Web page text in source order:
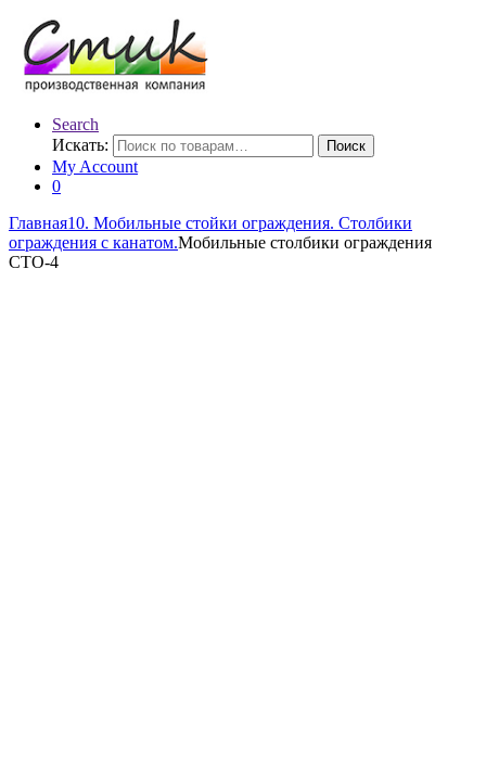
Search
Искать:
Поиск
My Account
0
Главная10. Мобильные стойки ограждения. Столбики
ограждения с канатом.Мобильные столбики ограждения
СТО-4